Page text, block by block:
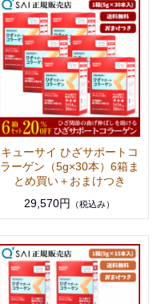
キューサイ ひざサポートコ
ラーゲン（5g×30本）6箱ま
とめ買い＋おまけつき
29,570円
（税込み）